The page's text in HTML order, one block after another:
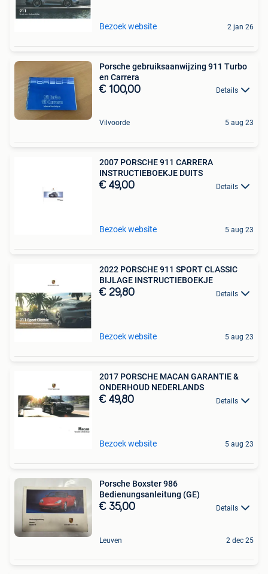
Bezoek website 2 jan 26
Porsche gebruiksaanwijzing 911 Turbo
en Carrera
€ 100,00 Details
Vilvoorde 5 aug 23
2007 PORSCHE 911 CARRERA
INSTRUCTIEBOEKJE DUITS
€ 49,00 Details
Bezoek website 5 aug 23
2022 PORSCHE 911 SPORT CLASSIC
BIJLAGE INSTRUCTIEBOEKJE
€ 29,80 Details
Bezoek website 5 aug 23
2017 PORSCHE MACAN GARANTIE &
ONDERHOUD NEDERLANDS
€ 49,80 Details
Bezoek website 5 aug 23
Porsche Boxster 986
Bedienungsanleitung (GE)
€ 35,00 Details
Leuven 2 dec 25